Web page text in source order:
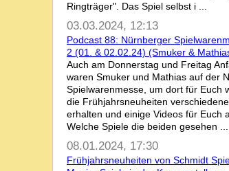
Ringträger". Das Spiel selbst i ...
03.03.2024, 12:13
Podcast 88: Nürnberger
2 (01. & 02.02.24) (Smuker &
Auch am Donnerstag und Freitag
waren Smuker und Mathias auf der
Spielwarenmesse, um dort für Euch
die Frühjahrsneuheiten
erhalten und einige Videos für Euch
Welche Spiele die beiden gesehen ...
08.01.2024, 17:30
Frühjahrsneuheiten von Schmidt